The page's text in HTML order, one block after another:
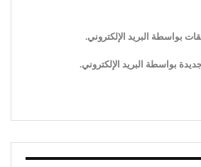
بواسطة البريد الإلكتروني.
بواسطة البريد الإلكتروني.